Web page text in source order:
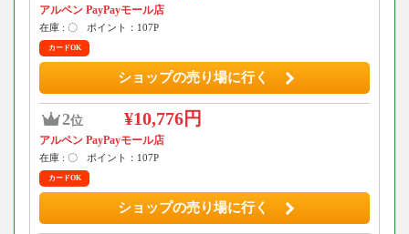
アルペン PayPayモール店
在庫 : 〇 ポイント：107P
カードOK
ショップの売り場に行く
2位 ¥10,776円
アルペン PayPayモール店
在庫 : 〇 ポイント：107P
カードOK
ショップの売り場に行く